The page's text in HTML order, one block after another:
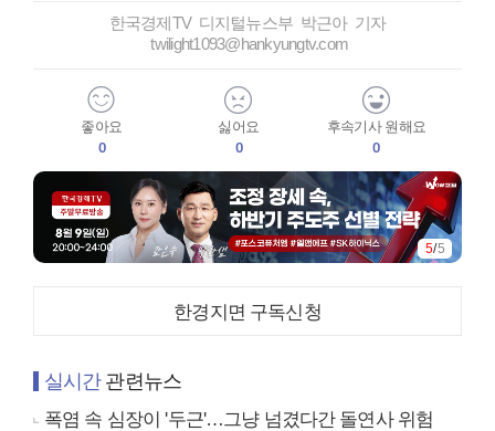
한국경제TV 디지털뉴스부 박근아 기자
twilight1093@hankyungtv.com
좋아요
0
싫어요
0
후속기사 원해요
0
5/5
한경지면 구독신청
실시간관련뉴스
폭염 속 심장이 '두근'…그냥 넘겼다간 돌연사 위험